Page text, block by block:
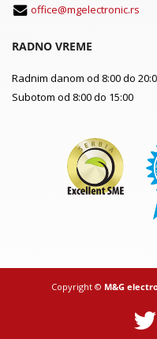
office@mgelectronic.rs
RADNO VREME
Radnim danom od 8:00 do
Subotom od 8:00 do 15:00
Copyright © M&G